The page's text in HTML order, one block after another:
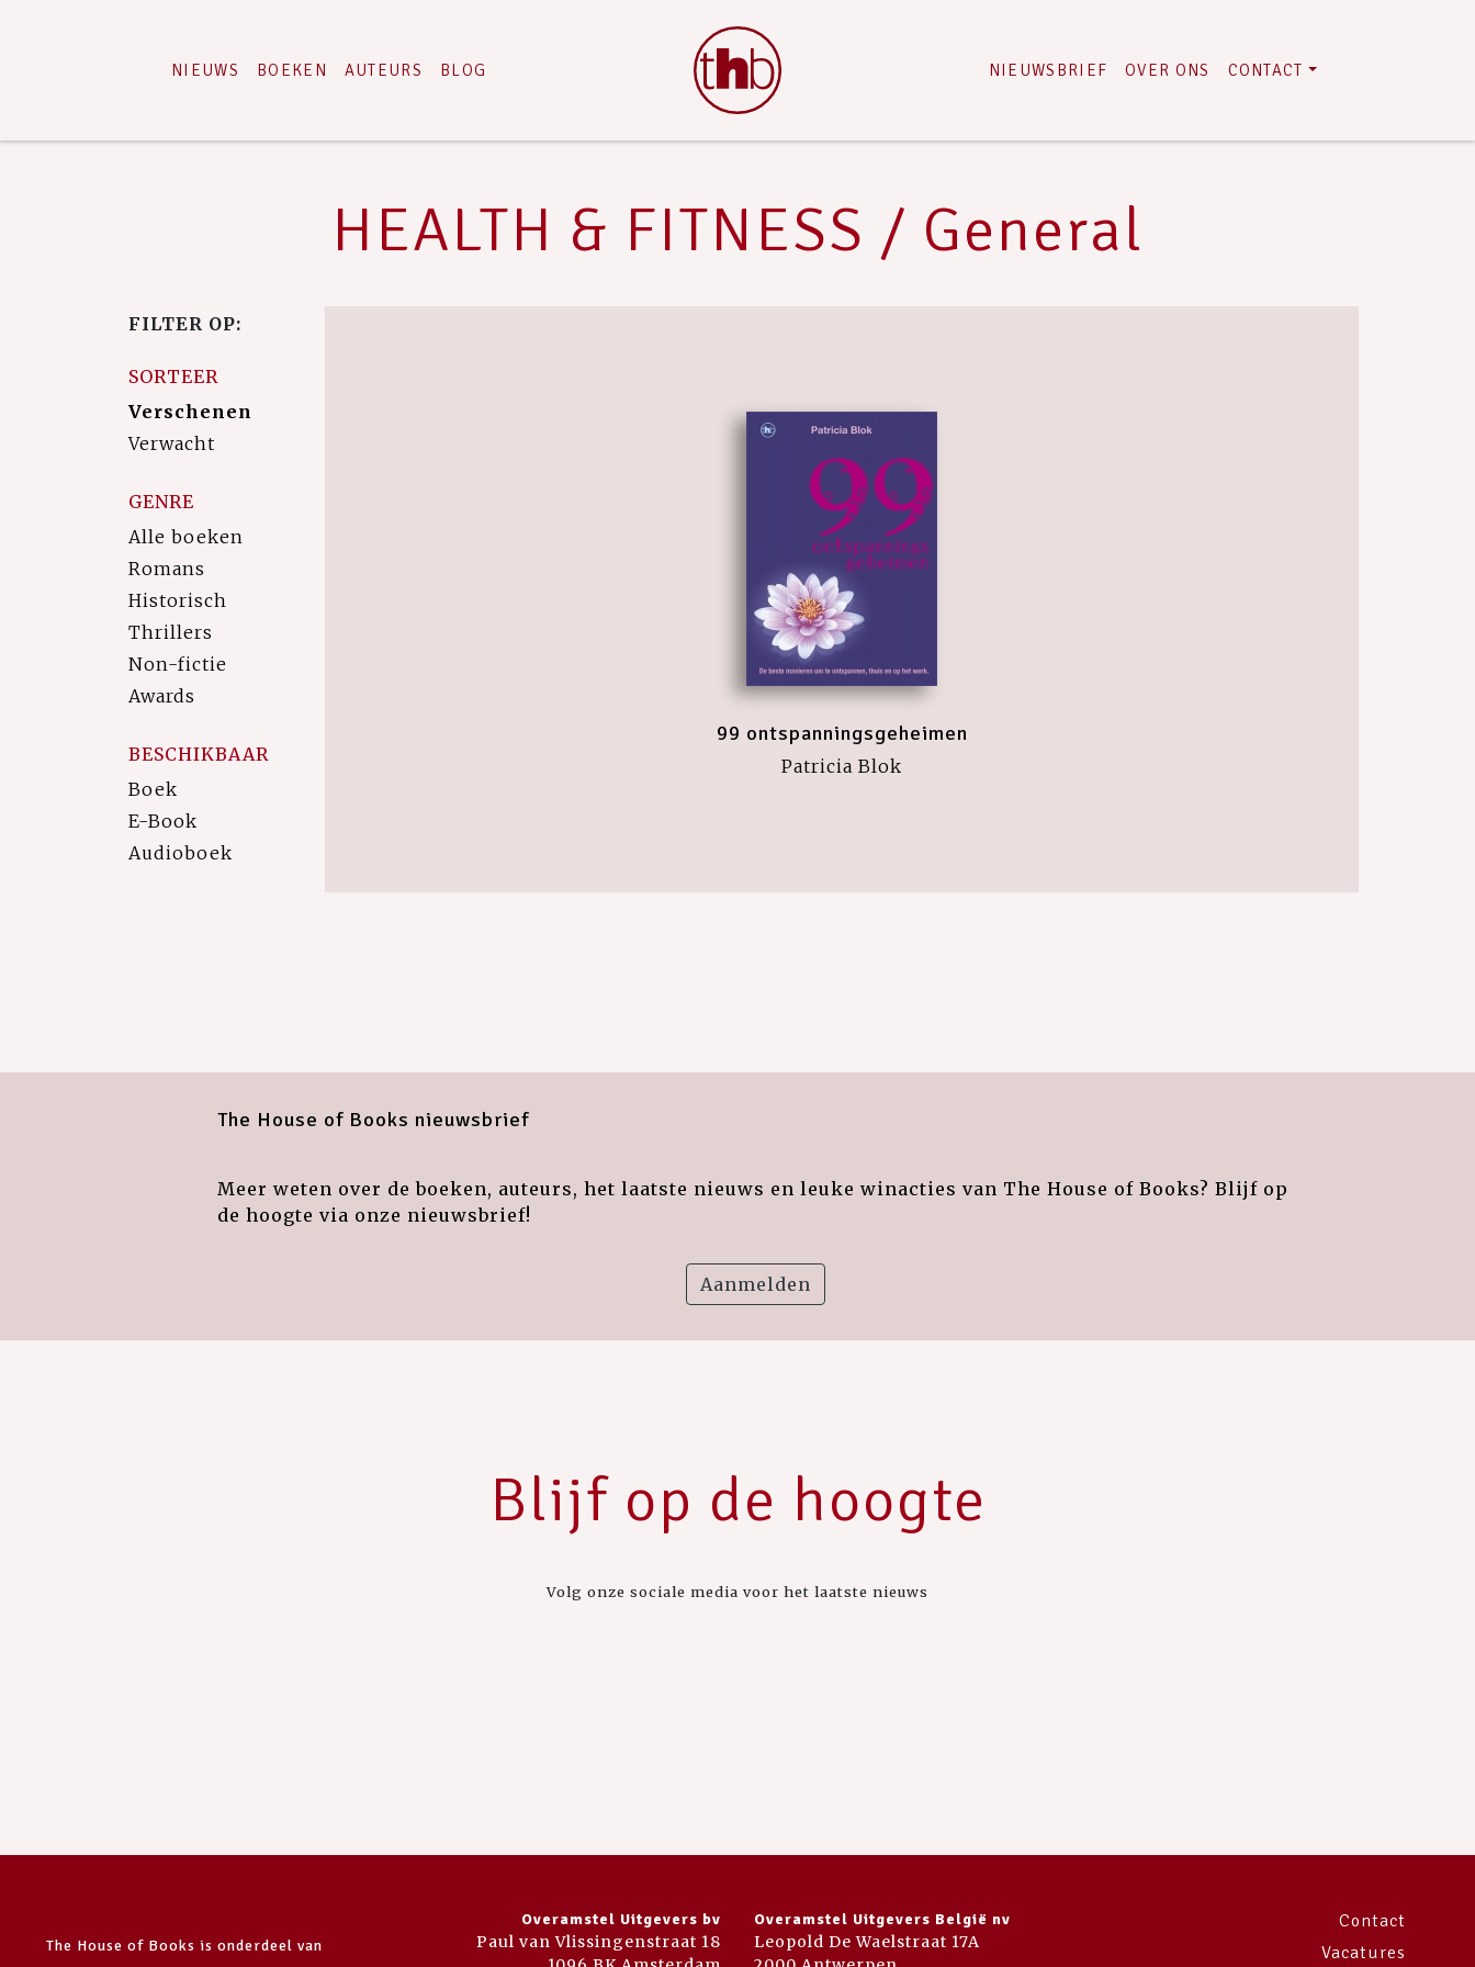
NIEUWS BOEKEN AUTEURS BLOG NIEUWSBRIEF OVER ONS CONTACT
HEALTH & FITNESS / General
FILTER OP:
SORTEER
Verschenen
Verwacht
GENRE
Alle boeken
Romans
Historisch
Thrillers
Non-fictie
Awards
BESCHIKBAAR
Boek
E-Book
Audioboek
99 ontspanningsgeheimen
Patricia Blok
The House of Books nieuwsbrief
Meer weten over de boeken, auteurs, het laatste nieuws en leuke winacties van The House of Books? Blijf op
de hoogte via onze nieuwsbrief!
Aanmelden
Blijf op de hoogte
Volg onze sociale media voor het laatste nieuws
The House of Books is onderdeel van
Overamstel Uitgevers bv
Paul van Vlissingenstraat 18
Overamstel Uitgevers België nv
Leopold De Waelstraat 17A
Contact
Vacatures